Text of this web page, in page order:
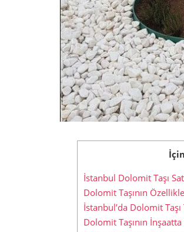
İstanbul Dolomit Taşı
Dolomit Taşının
İstanbul’da Dolomit
Dolomit Taşının